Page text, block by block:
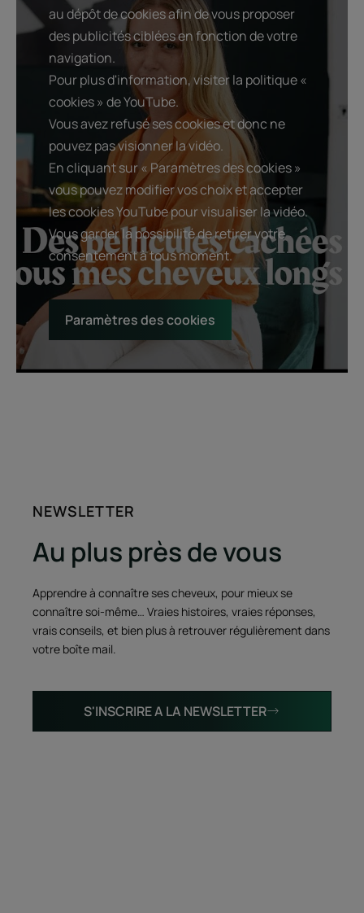
au dépôt de cookies afin de vous proposer
des publicités ciblées en fonction de votre
navigation.
Pour plus d'information, visiter la politique «
cookies » de YouTube.
Vous avez refusé ses cookies et donc ne
pouvez pas visionner la vidéo.
En cliquant sur « Paramètres des cookies »
vous pouvez modifier vos choix et accepter
les cookies YouTube pour visualiser la vidéo.
Vous garder la possibilité de retirer votre
consentement à tous moment.
Paramètres des cookies
NEWSLETTER
Au plus près de vous
Apprendre à connaître ses cheveux, pour mieux se
connaître soi-même… Vraies histoires, vraies réponses,
vrais conseils, et bien plus à retrouver régulièrement dans
votre boîte mail.
S'INSCRIRE A LA NEWSLETTER